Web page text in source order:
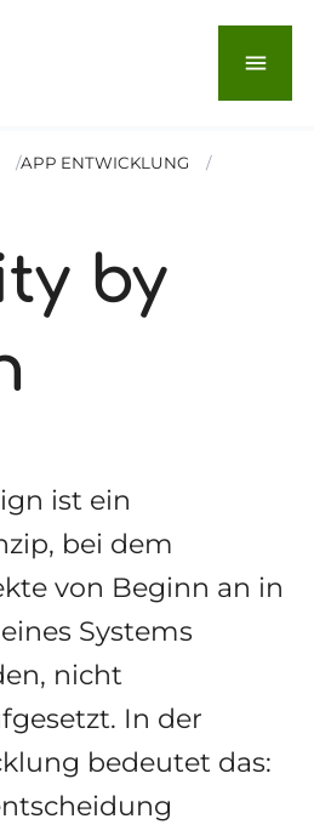
menu
APP ENTWICKLUNG
by
ist ein
bei dem
von Beginn an in
Systems
nicht
In der
bedeutet das: